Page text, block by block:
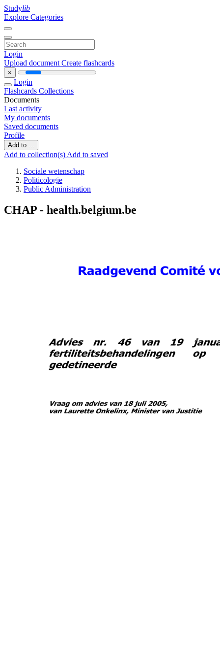
Studylib
Explore Categories
Login
Upload document Create flashcards
×
Login
Flashcards Collections
Documents
Last activity
My documents
Saved documents
Profile
Add to ...
Add to collection(s) Add to saved
Sociale wetenschap
Politicologie
Public Administration
CHAP - health.belgium.be